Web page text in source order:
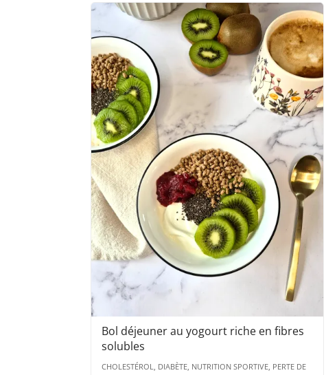
Bol déjeuner au yogourt riche en fibres
solubles
CHOLESTÉROL, DIABÈTE, NUTRITION SPORTIVE, PERTE DE